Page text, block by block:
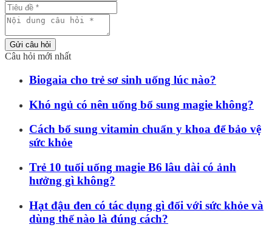
Gửi câu hỏi
Câu hỏi mới nhất
Biogaia cho trẻ sơ sinh uống lúc nào?
Khó ngủ có nên uống bổ sung magie không?
Cách bổ sung vitamin chuẩn y khoa để bảo vệ
sức khỏe
Trẻ 10 tuổi uống magie B6 lâu dài có ảnh
hưởng gì không?
Hạt đậu đen có tác dụng gì đối với sức khỏe và
dùng thế nào là đúng cách?